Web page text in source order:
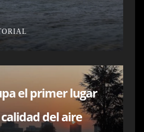
el primer lugar
del aire